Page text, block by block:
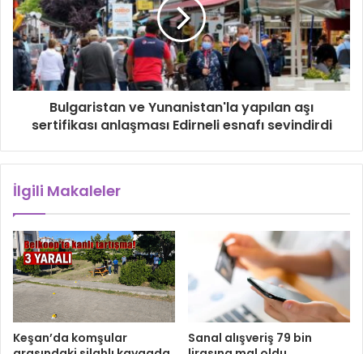
Bulgaristan ve Yunanistan'la yapılan aşı
sertifikası anlaşması Edirneli esnafı sevindirdi
İlgili Makaleler
Keşan’da komşular
Sanal alışveriş 79 bin